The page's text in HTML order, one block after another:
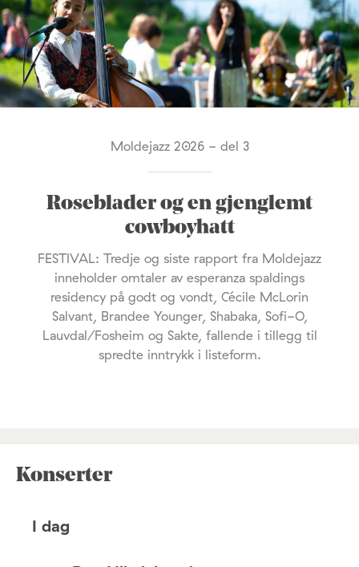
Moldejazz 2026 - del 3
Roseblader og en gjenglemt
cowboyhatt
FESTIVAL: Tredje og siste rapport fra Moldejazz
inneholder omtaler av esperanza spaldings
residency på godt og vondt, Cécile McLorin
Salvant, Brandee Younger, Shabaka, Sofi-O,
Lauvdal/Fosheim og Sakte, fallende i tillegg til
spredte inntrykk i listeform.
Konserter
I dag